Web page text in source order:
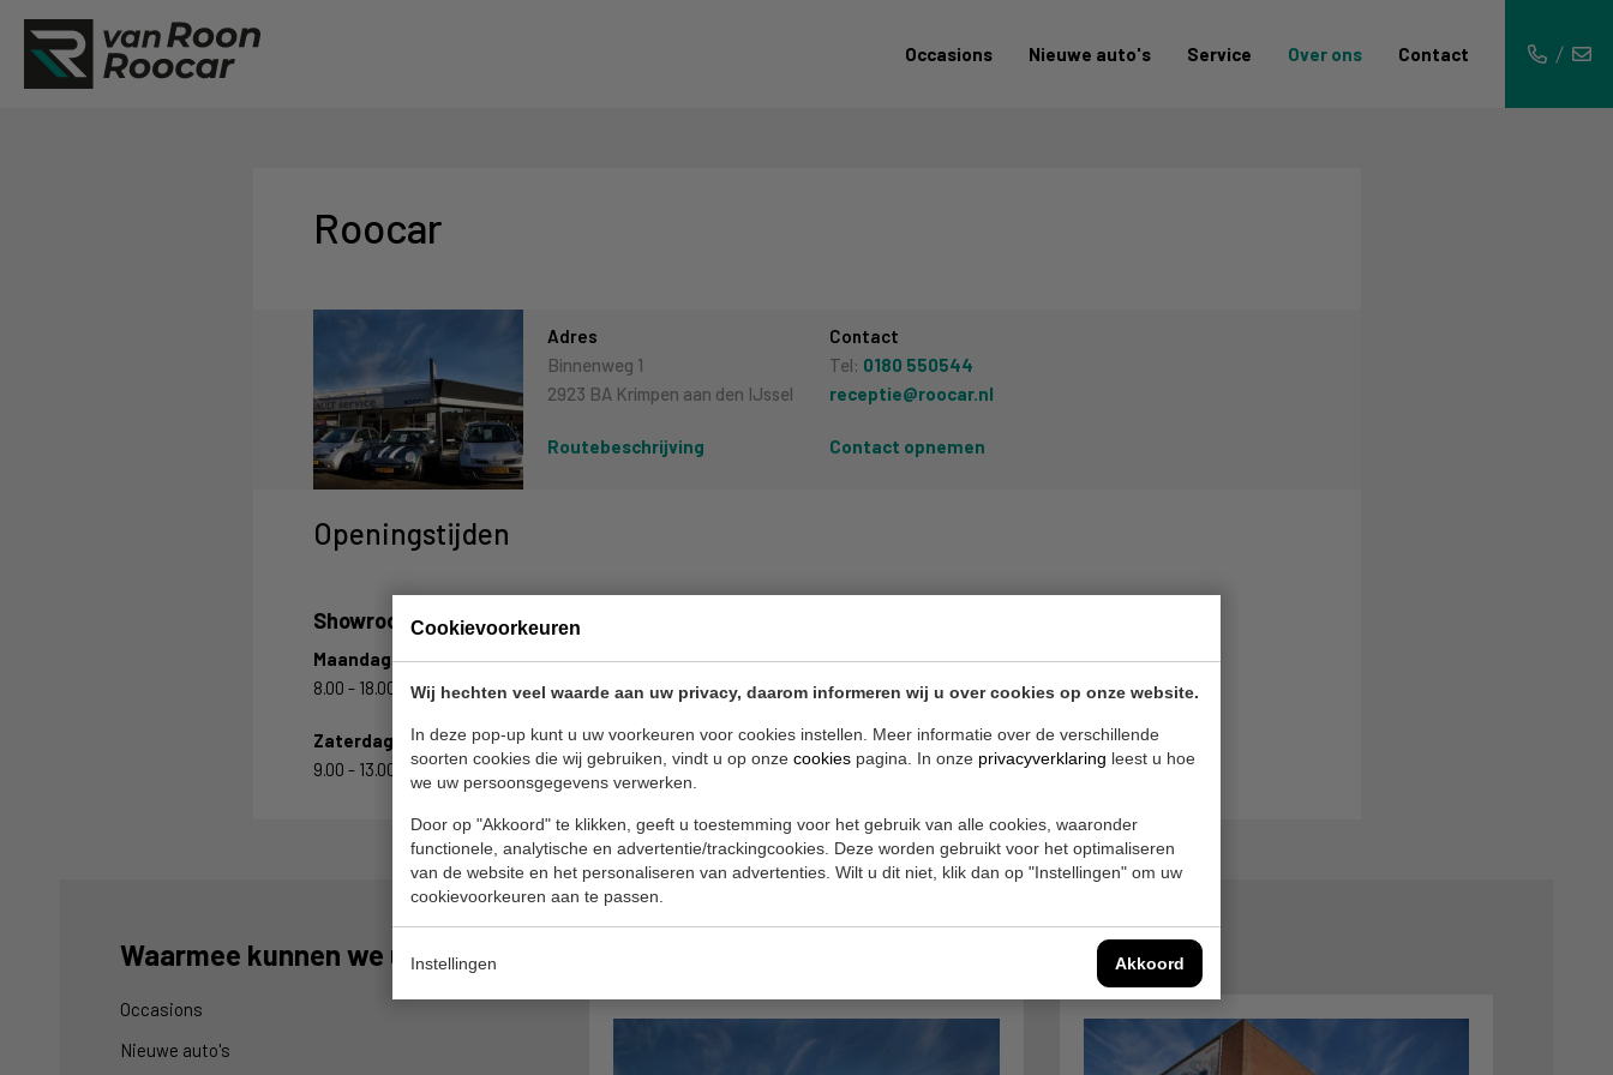
Cookievoorkeuren
Wij hechten veel waarde aan uw privacy, daarom informeren wij u over cookies op onze website.
In deze pop-up kunt u uw voorkeuren voor cookies instellen. Meer informatie over de verschillende
soorten cookies die wij gebruiken, vindt u op onze cookies pagina. In onze privacyverklaring leest u hoe
we uw persoonsgegevens verwerken.
Door op "Akkoord" te klikken, geeft u toestemming voor het gebruik van alle cookies, waaronder
functionele, analytische en advertentie/trackingcookies. Deze worden gebruikt voor het optimaliseren
van de website en het personaliseren van advertenties. Wilt u dit niet, klik dan op "Instellingen" om uw
cookievoorkeuren aan te passen.
Instellingen Akkoord
Occasions Nieuwe auto's Service Over ons Contact
Roocar
Adres
Binnenweg 1
2923 BA Krimpen aan den IJssel
Routebeschrijving
Contact
Tel: 0180 550544
receptie@roocar.nl
Contact opnemen
Openingstijden
Showroom
Maandag t/m Vrijdag
8.00 - 18.00 uur
Zaterdag
9.00 - 13.00 uur
Maandag t/m Vrijdag
8.00 - 17.00 uur
Waarmee kunnen we u helpen?
Occasions
Nieuwe auto's